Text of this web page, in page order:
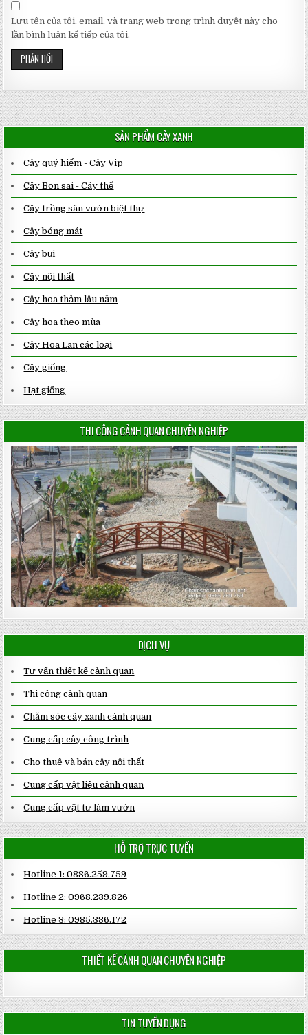
Lưu tên của tôi, email, và trang web trong trình duyệt này cho
lần bình luận kế tiếp của tôi.
SẢN PHẨM CÂY XANH
Cây quý hiếm - Cây Vip
Cây Bon sai - Cây thế
Cây trồng sân vườn biệt thự
Cây bóng mát
Cây bụi
Cây nội thất
Cây hoa thảm lâu năm
Cây hoa theo mùa
Cây Hoa Lan các loại
Cây giống
Hạt giống
THI CÔNG CẢNH QUAN CHUYÊN NGHIỆP
DỊCH VỤ
Tư vấn thiết kế cảnh quan
Thi công cảnh quan
Chăm sóc cây xanh cảnh quan
Cung cấp cây công trình
Cho thuê và bán cây nội thất
Cung cấp vật liệu cảnh quan
Cung cấp vật tư làm vườn
HỖ TRỢ TRỰC TUYẾN
Hotline 1: 0886.259.759
Hotline 2: 0968.239.826
Hotline 3: 0985.386.172
THIẾT KẾ CẢNH QUAN CHUYÊN NGHIỆP
TIN TUYỂN DỤNG